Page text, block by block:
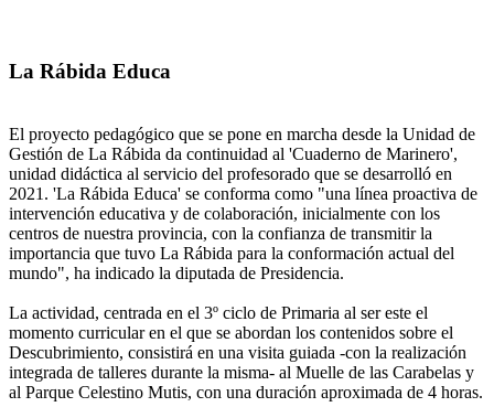
La Rábida Educa
El proyecto pedagógico que se pone en marcha desde la Unidad de
Gestión de La Rábida da continuidad al 'Cuaderno de Marinero',
unidad didáctica al servicio del profesorado que se desarrolló en
2021. 'La Rábida Educa' se conforma como "una línea proactiva de
intervención educativa y de colaboración, inicialmente con los
centros de nuestra provincia, con la confianza de transmitir la
importancia que tuvo La Rábida para la conformación actual del
mundo", ha indicado la diputada de Presidencia.
La actividad, centrada en el 3º ciclo de Primaria al ser este el
momento curricular en el que se abordan los contenidos sobre el
Descubrimiento, consistirá en una visita guiada -con la realización
integrada de talleres durante la misma- al Muelle de las Carabelas y
al Parque Celestino Mutis, con una duración aproximada de 4 horas.